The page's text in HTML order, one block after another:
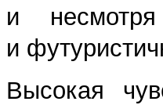
и
и
Высокая